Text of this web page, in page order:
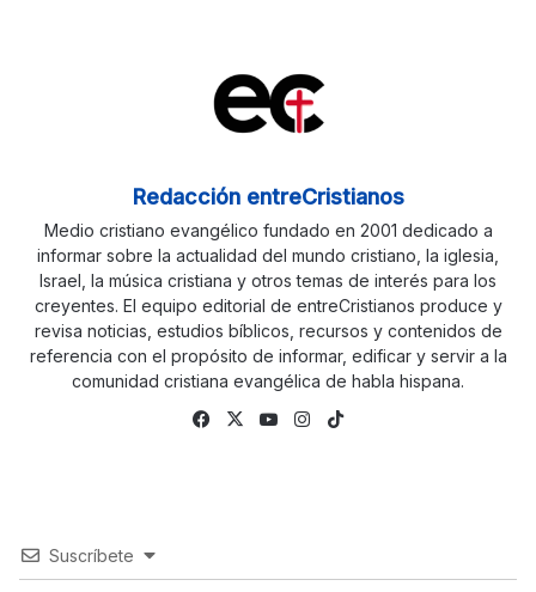
Redacción entreCristianos
Medio cristiano evangélico fundado en 2001 dedicado a
informar sobre la actualidad del mundo cristiano, la iglesia,
Israel, la música cristiana y otros temas de interés para los
creyentes. El equipo editorial de entreCristianos produce y
revisa noticias, estudios bíblicos, recursos y contenidos de
referencia con el propósito de informar, edificar y servir a la
comunidad cristiana evangélica de habla hispana.
Fa
X
Yo
Ins
Suscríbete